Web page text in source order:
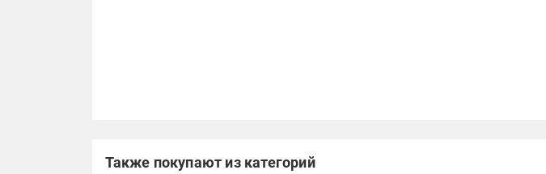
Также покупают из категорий